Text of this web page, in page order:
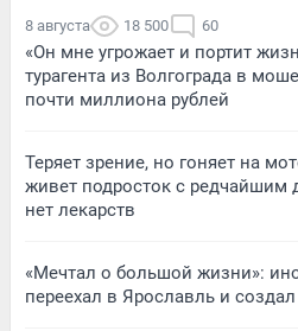
8 августа 18 500 60
«Он мне угрожает и портит
турагента из Волгограда в
почти миллиона рублей
Теряет зрение, но гоняет на
живет подросток с редчайшим
нет лекарств
«Мечтал о большой жизни»:
переехал в Ярославль и